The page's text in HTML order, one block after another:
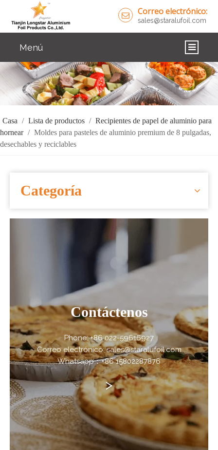
Correo electrónico:
sales@staralufoil.com
Menú
CASA
PRODUCTOS
SOBRE NOSOTROS
SOLUCIONES
Casa / Lista de productos / Recipientes de papel de aluminio para
hornear / Moldes para pasteles de aluminio premium de 8 pulgadas,
desechables y reciclables
Categoría
Contáctenos
Phone: +86 022-59616927
Correo electrónico: sales@staralufoil.com
Whatsapp：+86 15802287876
>